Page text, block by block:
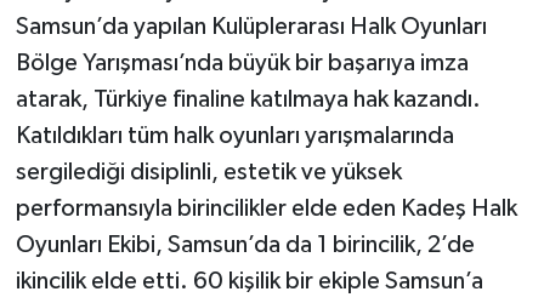
Samsun’da yapılan Kulüplerarası Halk Oyunları
Bölge Yarışması’nda büyük bir başarıya imza
atarak, Türkiye finaline katılmaya hak kazandı.
Katıldıkları tüm halk oyunları yarışmalarında
sergilediği disiplinli, estetik ve yüksek
performansıyla birincilikler elde eden Kadeş Halk
Oyunları Ekibi, Samsun’da da 1 birincilik, 2’de
ikincilik elde etti. 60 kişilik bir ekiple Samsun’a
Osmancık
Sungurlu
Uğurludağ
Sağlık